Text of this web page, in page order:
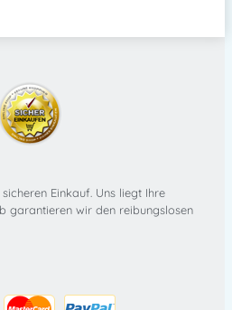
Einkauf. Uns liegt Ihre
garantieren wir den reibungslosen